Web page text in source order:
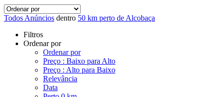
Todos Anúncios dentro 50 km perto de Alcobaça
Filtros
Ordenar por
Ordenar por
Preço : Baixo para Alto
Preço : Alto para Baixo
Relevância
Data